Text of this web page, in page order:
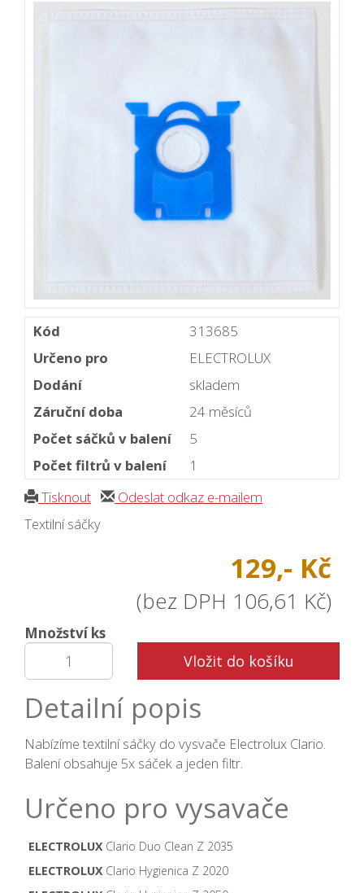
Kód
313685
Určeno pro
ELECTROLUX
Dodání
skladem
Záruční doba
24 měsíců
Počet sáčků v balení
5
Počet filtrů v balení
1
Tisknout
Odeslat odkaz e-mailem
Textilní sáčky
129,- Kč
(bez DPH 106,61 Kč)
Množství ks
Vložit do košíku
Detailní popis
Nabízíme textilní sáčky do vysvače Electrolux Clario.
Balení obsahuje 5x sáček a jeden filtr.
Určeno pro vysavače
ELECTROLUXClario Duo Clean Z 2035
ELECTROLUXClario Hygienica Z 2020